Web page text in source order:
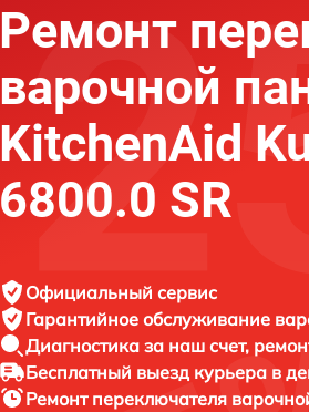
Ремонт
варочной
KitchenAid
6800.0 SR
Официальный сервис
Гарантийное обслуживание
Диагностика за наш счет,
Бесплатный выезд курьера в
Ремонт переключателя